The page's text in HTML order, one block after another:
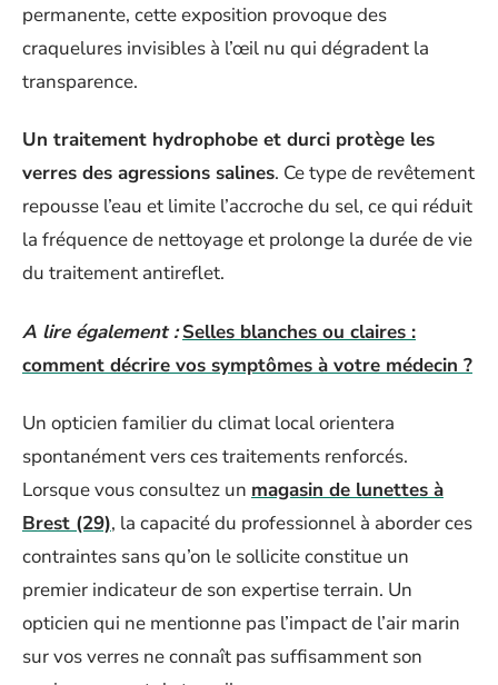
permanente, cette exposition provoque des
craquelures invisibles à l’œil nu qui dégradent la
transparence.
Un traitement hydrophobe et durci protège les
verres des agressions salines. Ce type de revêtement
repousse l’eau et limite l’accroche du sel, ce qui réduit
la fréquence de nettoyage et prolonge la durée de vie
du traitement antireflet.
A lire également : Selles blanches ou claires :
comment décrire vos symptômes à votre médecin ?
Un opticien familier du climat local orientera
spontanément vers ces traitements renforcés.
Lorsque vous consultez un magasin de lunettes à
Brest (29), la capacité du professionnel à aborder ces
contraintes sans qu’on le sollicite constitue un
premier indicateur de son expertise terrain. Un
opticien qui ne mentionne pas l’impact de l’air marin
sur vos verres ne connaît pas suffisamment son